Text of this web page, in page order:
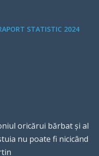
STATISTIC 2024
oricărui bărbat şi al
nu poate fi nicicând